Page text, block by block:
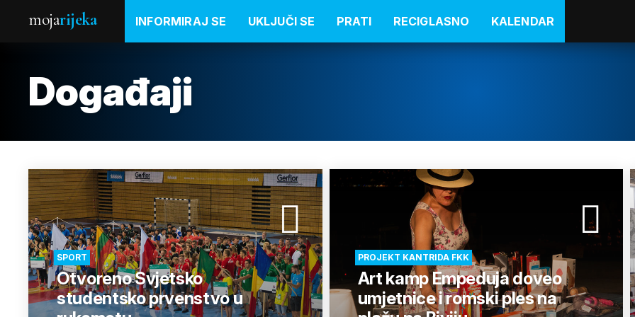
mojarijeka INFORMIRAJ SE UKLJUČI SE PRATI RECIGLASNO KALENDAR
Događaji
SPORT
Otvoreno Svjetsko
studentsko prvenstvo u
PROJEKT KANTRIDA FKK
Art kamp Empeduja doveo
umjetnice i romski ples na